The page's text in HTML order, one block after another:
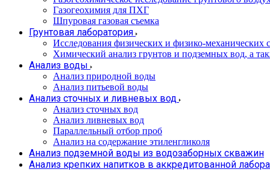
Газогеохимия для ПХГ
Шпуровая газовая съемка
Грунтовая лаборатория
Исследования физических и физико-механических
Химический анализ грунтов и подземных вод, а
Анализ воды
Анализ природной воды
Анализ питьевой воды
Анализ сточных и ливневых вод
Анализ сточных вод
Анализ ливневых вод
Параллельный отбор проб
Анализ на содержание этиленгликоля
Анализ подземной воды из водозаборных скважин
Анализ крепких напитков в аккредитованной